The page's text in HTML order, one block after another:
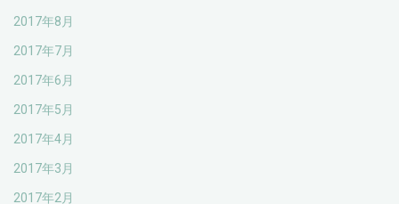
2017年8月
2017年7月
2017年6月
2017年5月
2017年4月
2017年3月
2017年2月